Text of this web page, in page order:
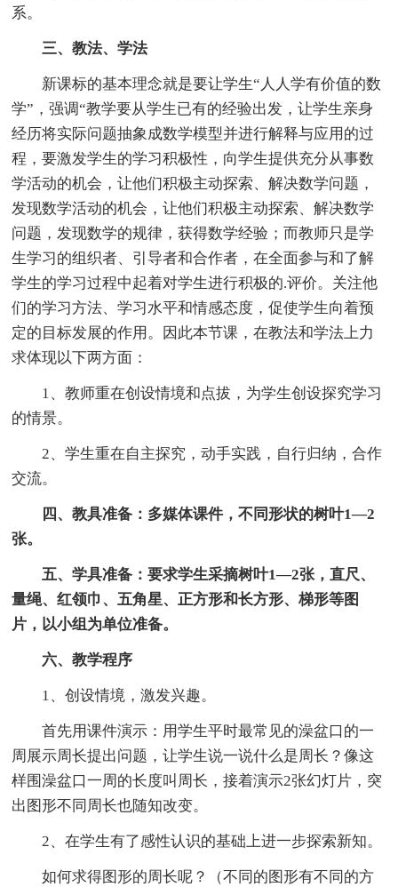
系。
三、教法、学法
新课标的基本理念就是要让学生“人人学有价值的数
学”，强调“教学要从学生已有的经验出发，让学生亲身
经历将实际问题抽象成数学模型并进行解释与应用的过
程，要激发学生的学习积极性，向学生提供充分从事数
学活动的机会，让他们积极主动探索、解决数学问题，
发现数学活动的机会，让他们积极主动探索、解决数学
问题，发现数学的规律，获得数学经验；而教师只是学
生学习的组织者、引导者和合作者，在全面参与和了解
学生的学习过程中起着对学生进行积极的.评价。关注他
们的学习方法、学习水平和情感态度，促使学生向着预
定的目标发展的作用。因此本节课，在教法和学法上力
求体现以下两方面：
1、教师重在创设情境和点拔，为学生创设探究学习
的情景。
2、学生重在自主探究，动手实践，自行归纳，合作
交流。
四、教具准备：多媒体课件，不同形状的树叶1—2
张。
五、学具准备：要求学生采摘树叶1—2张，直尺、
量绳、红领巾、五角星、正方形和长方形、梯形等图
片，以小组为单位准备。
六、教学程序
1、创设情境，激发兴趣。
首先用课件演示：用学生平时最常见的澡盆口的一
周展示周长提出问题，让学生说一说什么是周长？像这
样围澡盆口一周的长度叫周长，接着演示2张幻灯片，突
出图形不同周长也随知改变。
2、在学生有了感性认识的基础上进一步探索新知。
如何求得图形的周长呢？（不同的图形有不同的方